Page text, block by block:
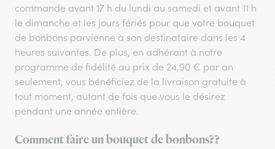
commande avant 17 h du lundi au samedi et avant 11 h
le dimanche et les jours fériés pour que votre bouquet
de bonbons parvienne à son destinataire dans les 4
heures suivantes. De plus, en adhérant à notre
programme de fidélité au prix de 24,90 € par an
seulement, vous bénéficiez de la livraison gratuite à
tout moment, autant de fois que vous le désirez
pendant une année entière.
Comment faire un bouquet de bonbons??